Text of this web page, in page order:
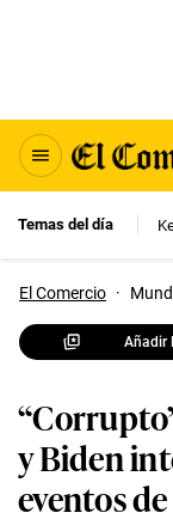
Temas del día
El Comercio ·
Añadir
y Biden
eventos